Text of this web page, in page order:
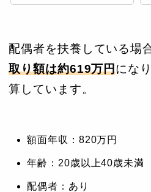
配偶者を扶養している場
取り額は約619万円にな
算しています。
額面年収：820万円
年齢：20歳以上40歳未満
配偶者：あり